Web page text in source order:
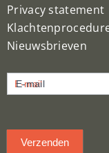
Privacy statement
Nieuwsbrieven
inschrijven
E-mail
Verzenden